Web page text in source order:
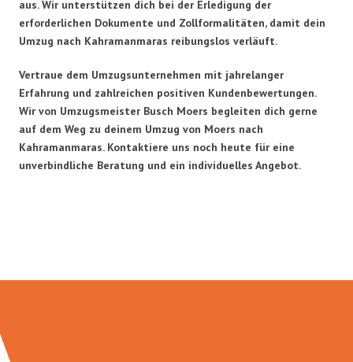
aus. Wir unterstützen dich bei der Erledigung der
erforderlichen Dokumente und Zollformalitäten, damit dein
Umzug nach Kahramanmaras reibungslos verläuft.
Vertraue dem Umzugsunternehmen mit jahrelanger
Erfahrung und zahlreichen positiven Kundenbewertungen.
Wir von Umzugsmeister Busch Moers begleiten dich gerne
auf dem Weg zu deinem Umzug von Moers nach
Kahramanmaras. Kontaktiere uns noch heute für eine
unverbindliche Beratung und ein individuelles Angebot.